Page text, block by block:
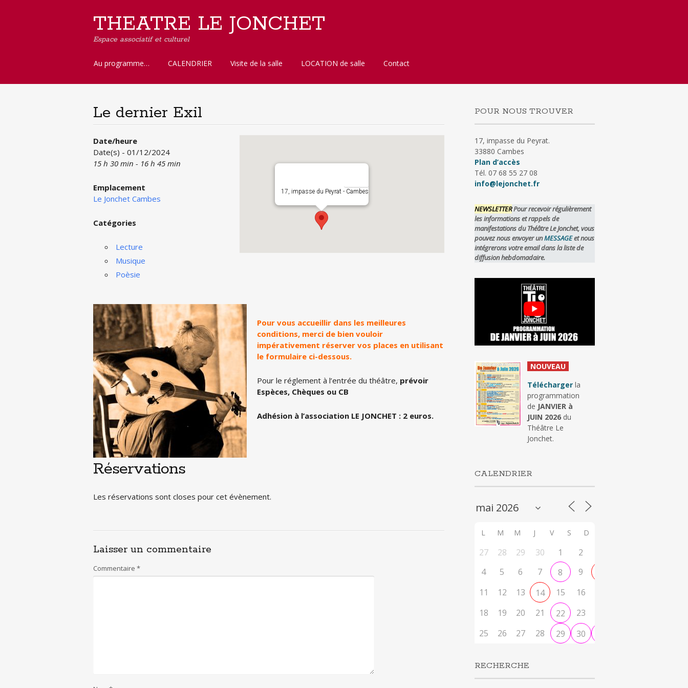
THEATRE LE JONCHET
Espace associatif et culturel
Aller
contenu
Au programme… CALENDRIER Visite de la salle LOCATION de salle Contact
Le dernier Exil
17, impasse du Peyrat - Cambes
Date/heure
Date(s) - 01/12/2024
15 h 30 min - 16 h 45 min
Emplacement
Le Jonchet Cambes
Catégories
Lecture
Musique
Poèsie
Pour vous accueillir dans les meilleures
conditions, merci de bien vouloir
impérativement réserver vos places en utilisant
le formulaire ci-dessous.
Pour le réglement à l’entrée du théâtre, prévoir
Espèces, Chèques ou CB
Adhésion à l’association LE JONCHET : 2 euros.
Réservations
Les réservations sont closes pour cet évènement.
Laisser un commentaire
Commentaire *
POUR NOUS TROUVER
17, impasse du Peyrat.
33880 Cambes
Plan d’accès
Tél. 07 68 55 27 08
info@lejonchet.fr
NEWSLETTERPour recevoir régulièrement
les informations et rappels de
manifestations du Théâtre Le Jonchet, vous
pouvez nous envoyer unMESSAGEet nous
intégrerons votre email dans la liste de
diffusion hebdomadaire.
NOUVEAU
Télécharger la
programmation
de JANVIER à
JUIN 2026 du
Théâtre Le
Jonchet.
CALENDRIER
L M M J V S D
27 28 29 30 1 2
4
5 6 7 8 9
11
12 13 14 15 16
18
19 20 21 22 23
25
26 27 28 29 30
RECHERCHE